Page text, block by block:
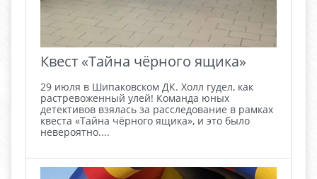
Квест «Тайна чёрного ящика»
29 июля в Шипаковском ДК. Холл гудел, как
растревоженный улей! Команда юных
детективов взялась за расследование в рамках
квеста «Тайна чёрного ящика», и это было
невероятно....